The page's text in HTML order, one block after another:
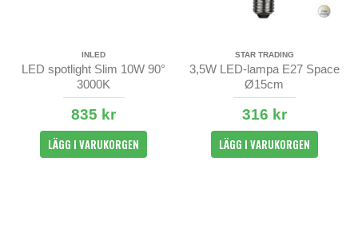
INLED
LED spotlight Slim 10W 90°
3000K
835 kr
LÄGG I VARUKORGEN
STAR TRADING
3,5W LED-lampa E27 Space
Ø15cm
316 kr
LÄGG I VARUKORGEN